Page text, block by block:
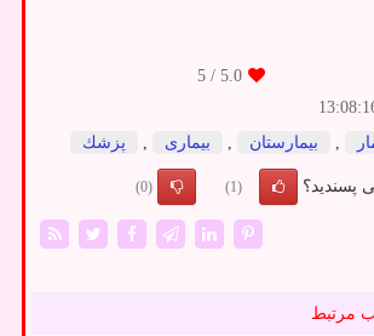
5.0
/ 5
بیمارستان بیماری پزشك
پسندید؟ (1)
(0)
مرتبط